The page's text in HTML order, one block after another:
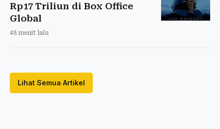
Rp17 Triliun di Box Office
Global
48 menit lalu
Lihat Semua Artikel